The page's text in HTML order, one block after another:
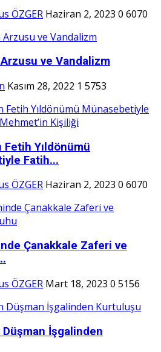
ÖZGER Haziran 2, 2023 0 6070
Arzusu ve Vandalizm
Kasım 28, 2022 1 5753
Fetih Yıldönümü
Fatih...
ÖZGER Haziran 2, 2023 0 6070
Çanakkale Zaferi ve
ÖZGER Mart 18, 2023 0 5156
Düşman İşgalinden